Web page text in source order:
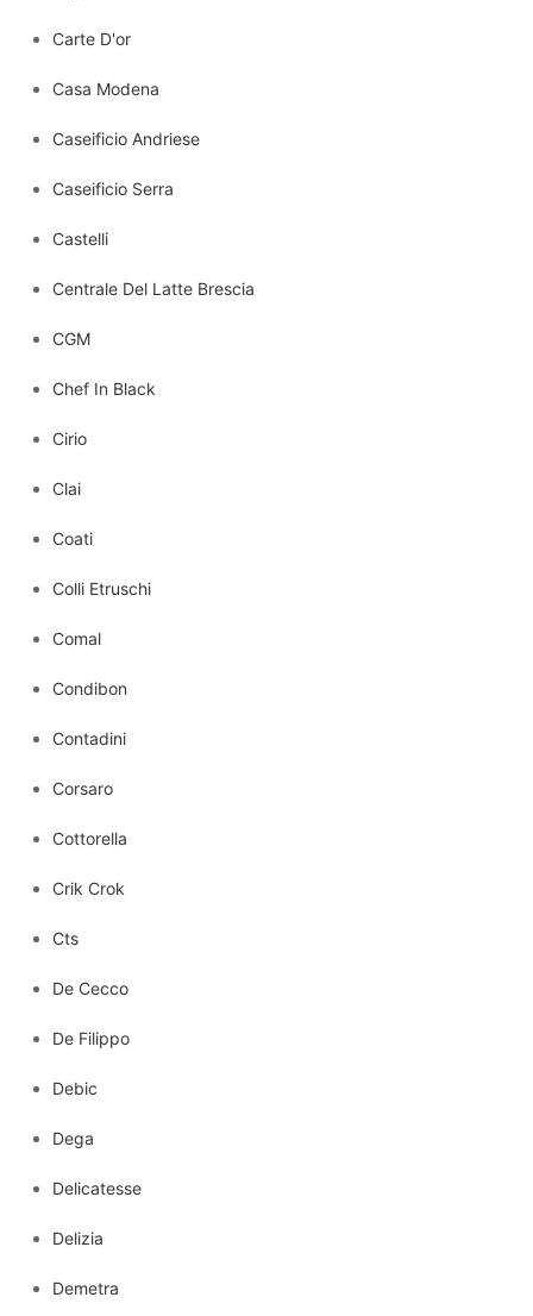
Carte D'or
Casa Modena
Caseificio Andriese
Caseificio Serra
Castelli
Centrale Del Latte Brescia
CGM
Chef In Black
Cirio
Clai
Coati
Colli Etruschi
Comal
Condibon
Contadini
Corsaro
Cottorella
Crik Crok
Cts
De Cecco
De Filippo
Debic
Dega
Delicatesse
Delizia
Demetra